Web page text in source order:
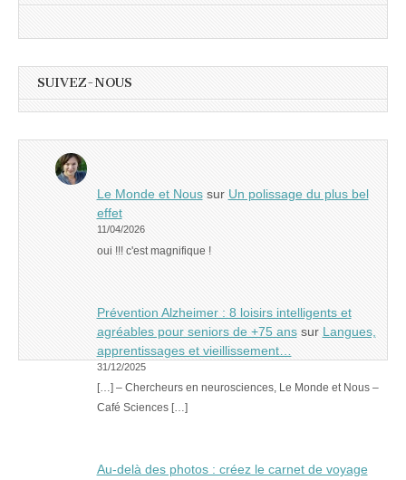
SUIVEZ-NOUS
Le Monde et Noussur Un polissage du plus bel
effet
11/04/2026
oui !!! c'est magnifique !
Prévention Alzheimer : 8 loisirs intelligents et
agréables pour seniors de +75 anssur Langues,
apprentissages et vieillissement…
31/12/2025
[…] – Chercheurs en neurosciences, Le Monde et Nous –
Café Sciences […]
Au-delà des photos : créez le carnet de voyage